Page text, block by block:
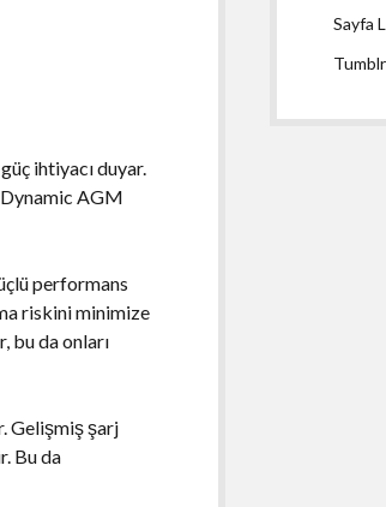
ihtiyacı duyar.
Dynamic AGM
performans
riskini minimize
bu da onları
Gelişmiş şarj
Bu da
Sayfa